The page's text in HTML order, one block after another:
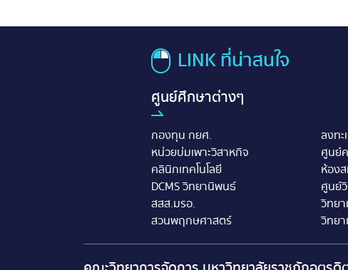
LINK ที่น่าสนใจ
ศูนย์ศึกษาต่างๆ
กองทุน กยศ.
หน่วยบ่มเพาะวิสาหกิจ
คลินิกเทคโนโลยี
DCMS วิทยานิพนธ์
สสส.มรอ.
สวนพฤกษศาสตร์
ลงท
ศูนย์
ห้อง
ศูนย์
วิทยา
วิทย